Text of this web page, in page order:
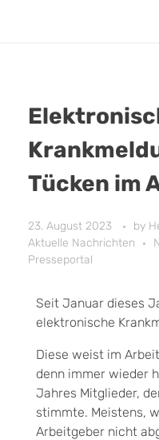
Tücken im
23. August 2023 by
Aktuelle Nachrichten
Presseportal
Seit Januar dieses
elektronische
Diese weist im
denn immer wieder
Jahres Mitglieder,
stimmte. Meistens,
Arbeitgeber nicht